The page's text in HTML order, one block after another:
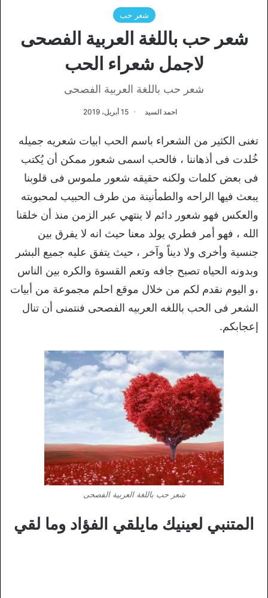
شعر حب
شعر حب باللغة العربية الفصحى
لاجمل شعراء الحب
شعر حب باللغة العربية الفصحى
احمد السيد 15 أبريل، 2019
تغنى الكثير من الشعراء باسم الحب ابيات شعريه جميله
خُلدت فى أذهاننا ، فالحب اسمى شعور ممكن أن يُكتب
فى بعض كلمات ولكنه حقيقه شعور ملموس فى قلوبنا
يبعث فيها الراحه والطمأنينة من طرف الحبيب لمحبوبته
والعكس فهو شعور دائم لا ينتهي عبر الزمن منذ أن خلقنا
الله ، فهو أمر فطري يولد معنا حيث انه لا يفرق بين
جنسية وأخرى ولا ديناً وآخر ، حيث يتفق عليه جميع البشر
وبدونه الحياه تصبح جافه وتعم القسوة والكره بين الناس
،و اليوم نقدم لكم من خلال موقع احلم مجموعة من أبيات
الشعر فى الحب باللغه العربيه الفصحى فنتمنى أن تنال
إعجابكم.
شعر حب باللغة العربية الفصحى
المتنبي لعينيك مايلقي الفؤاد وما لقي